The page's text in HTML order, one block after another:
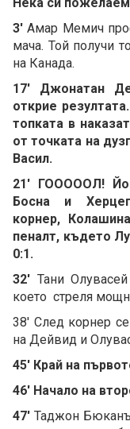
3'Амар Мемич
мача. Той получи
на Канада.
17' Джонатан
открие
топката в
от точката на
Васил.
21' ГОООООЛ!
Босна и
корнер,
пеналт, където
0:1.
32' Тани
което стреля
38' След корнер
на Дейвид и
45' Край на
46' Начало на
47' Таджон